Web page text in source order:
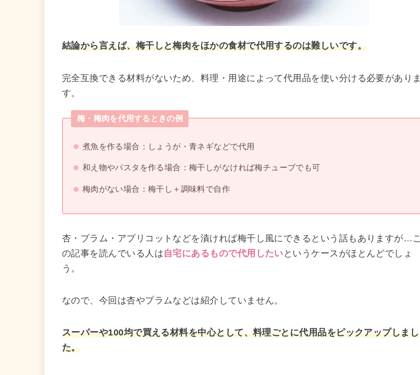
結論から言えば、梅干しと梅肉をほかの食材で代用するのは難しいです。
完全互換できる材料がないため、料理・用途によって代用品を使い分ける必要がありま
す。
梅・梅肉を代用するときの例
煮魚を作る場合：しょうが・青ネギなどで代用
和え物やパスタを作る場合：梅干しがなければ梅チューブでも可
梅肉がない場合：梅干し＋調味料で自作
杏・プラム・アプリコットなどを漬ければ梅干し風にできるという話もありますが…こ
の記事を読んでいる人は自宅にあるもので代用したい というケースがほとんどでしょ
う。
なので、今回は杏やプラムなどは紹介していません。
スーパーや100均で買える材料を中心として、料理ごとに代用品をピックアップしまし
た。